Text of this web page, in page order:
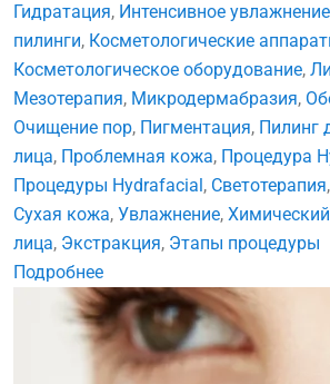
Гидратация, Интенсивное увлажнение
пилинги, Косметологические
Косметологическое оборудование,
Мезотерапия, Микродермабразия,
Очищение пор, Пигментация, Пилинг
лица, Проблемная кожа, Процедура
Процедуры Hydrafacial , Светотерапия,
Сухая кожа, Увлажнение,
лица, Экстракция, Этапы процедуры
Подробнее